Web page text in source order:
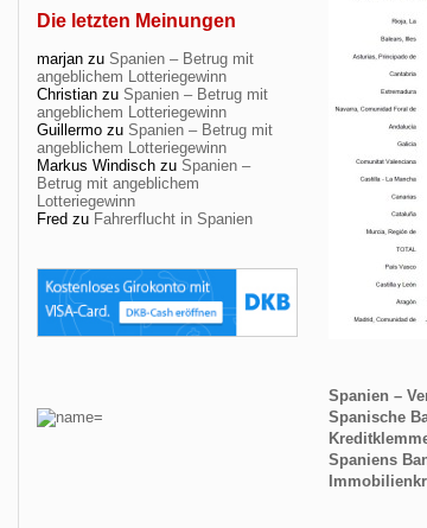
Die letzten Meinungen
marjan zu Spanien – Betrug mit
angeblichem Lotteriegewinn
Christian zu Spanien – Betrug mit
angeblichem Lotteriegewinn
Guillermo zu Spanien – Betrug mit
angeblichem Lotteriegewinn
Markus Windisch zu Spanien –
Betrug mit angeblichem
Lotteriegewinn
Fred zu Fahrerflucht in Spanien
Spanien –
Spanische
Spaniens